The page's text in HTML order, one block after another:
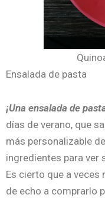
Ensalada de pasta
¡Una ensalada de
días de verano, que
más personalizable
ingredientes para ver
Es cierto que a veces
de echo a comprarlo